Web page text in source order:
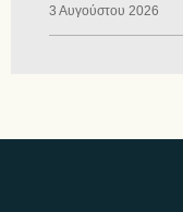
3 Αυγούστου 2026